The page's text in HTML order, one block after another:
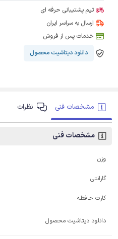
تیم پشتیبانی حرفه ای
ارسال به سراسر ایران
خدمات پس از فروش
دانلود دیتاشیت محصول
مشخصات فنی نظرات
مشخصات فنی
وزن
گارانتی
کارت حافظه‌
دانلود دیتاشیت محصول